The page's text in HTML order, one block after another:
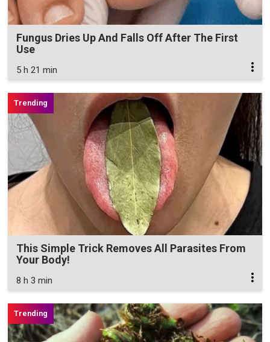
Fungus Dries Up And Falls Off After The First
Use
5 h 21 min
This Simple Trick Removes All Parasites From
Your Body!
8 h 3 min